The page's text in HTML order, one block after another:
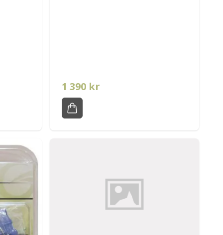
1 390 kr